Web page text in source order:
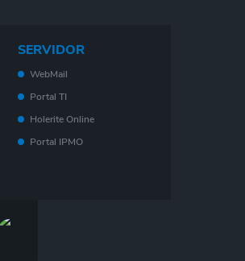
SERVIDOR
WebMail
Portal TI
Holerite Online
Portal IPMO